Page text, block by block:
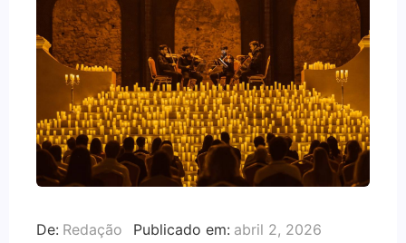
De: Redação Publicado em: abril 2, 2026